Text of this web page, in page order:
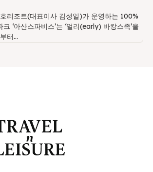
리조트(대표이사 김성일)가 운영하는 100%
‘아산스파비스’는 ‘얼리(early) 바캉스족’을
터...